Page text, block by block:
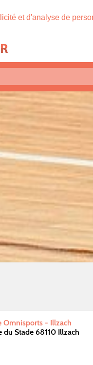
et d'analyse de
Omnisports - Illzach
du Stade 68110 Illzach